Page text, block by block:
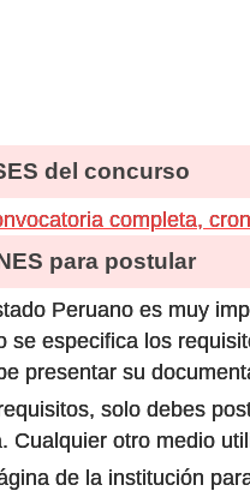
del concurso
completa,
para postular
Peruano es muy
se especifica los
presentar su
solo debes
Cualquier otro medio
de la institución